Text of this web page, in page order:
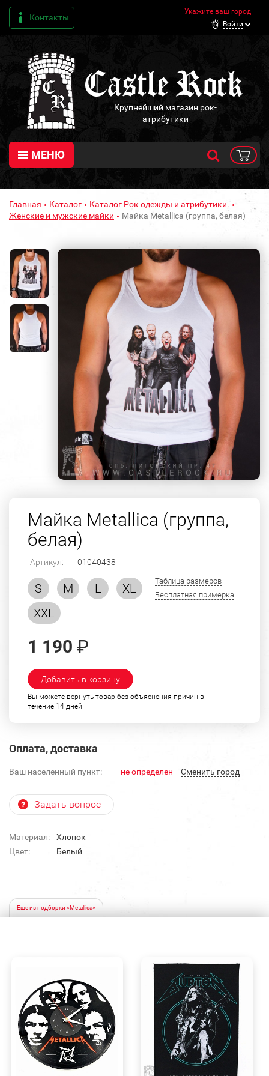
Контакты
Укажите ваш город
Войти
Крупнейший магазин рок-
атрибутики
МЕНЮ
Главная Каталог
Каталог Рок одежды и атрибутики.
Женские и мужские майки
Майка Metallica (группа, белая)
Майка Metallica (группа,
белая)
Артикул: 01040438
S M L
XL
XXL
Таблица размеров
Бесплатная примерка
1 190 ₽
Добавить в корзину
Вы можете вернуть товар без объяснения причин в
течение 14 дней
Оплата, доставка
Ваш населенный пункт: не определен Cменить город
Задать вопрос
Материал:
Хлопок
Цвет:
Белый
Еще из подборки «Metallica»